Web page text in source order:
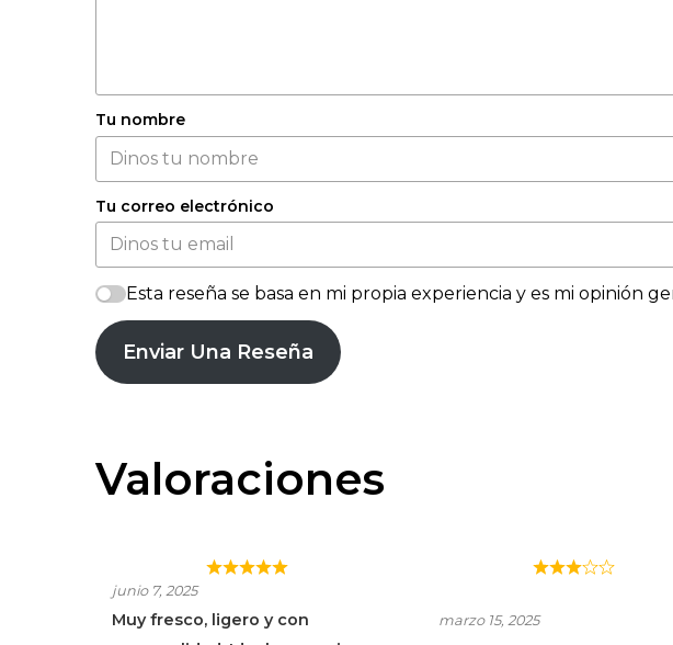
Tu nombre
Tu correo electrónico
Esta reseña se basa en mi propia experiencia y es mi opinión
Enviar Una Reseña
Valoraciones
ALTA ALELLA PANSA
BLANCA
junio 7, 2025
Muy fresco, ligero y con
ALTA ALELLA PANSA
marzo 15, 2025